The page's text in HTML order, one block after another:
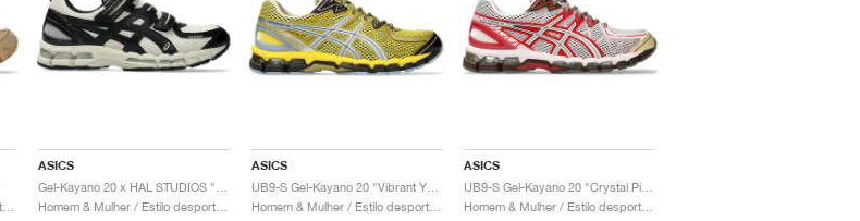
ASICS
Homem & Mulher / Estilo desportivo / Sapatos
ASICS
UB9-S Gel-Kayano 20 "Vibrant Yellow & Pure Silver"
Homem & Mulher / Estilo desportivo / Sapatos
ASICS